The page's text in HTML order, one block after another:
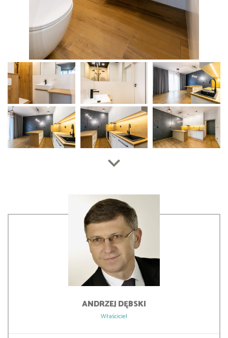
ANDRZEJ DĘBSKI
Właściciel